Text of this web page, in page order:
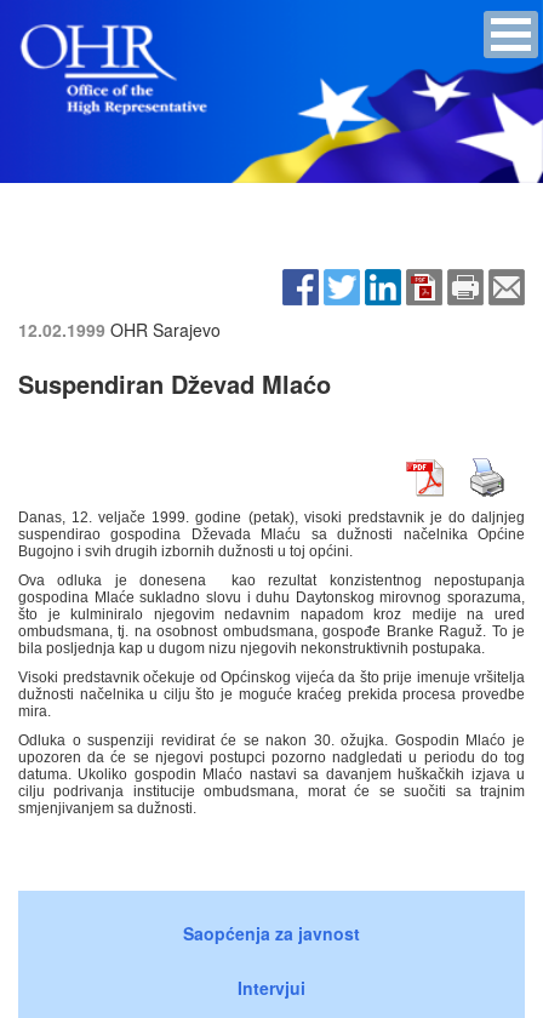
12.02.1999 OHR Sarajevo
Suspendiran Dževad Mlaćo
Danas, 12. veljače 1999. godine (petak), visoki predstavnik je do daljnjeg
suspendirao gospodina Dževada Mlaću sa dužnosti načelnika Općine
Bugojno i svih drugih izbornih dužnosti u toj općini.
Ova odluka je donesena kao rezultat konzistentnog nepostupanja
gospodina Mlaće sukladno slovu i duhu Daytonskog mirovnog sporazuma,
što je kulminiralo njegovim nedavnim napadom kroz medije na ured
ombudsmana, tj. na osobnost ombudsmana, gospođe Branke Raguž. To je
bila posljednja kap u dugom nizu njegovih nekonstruktivnih postupaka.
Visoki predstavnik očekuje od Općinskog vijeća da što prije imenuje vršitelja
dužnosti načelnika u cilju što je moguće kraćeg prekida procesa provedbe
mira.
Odluka o suspenziji revidirat će se nakon 30. ožujka. Gospodin Mlaćo je
upozoren da će se njegovi postupci pozorno nadgledati u periodu do tog
datuma. Ukoliko gospodin Mlaćo nastavi sa davanjem huškačkih izjava u
cilju podrivanja institucije ombudsmana, morat će se suočiti sa trajnim
smjenjivanjem sa dužnosti.
Saopćenja za javnost
Intervjui